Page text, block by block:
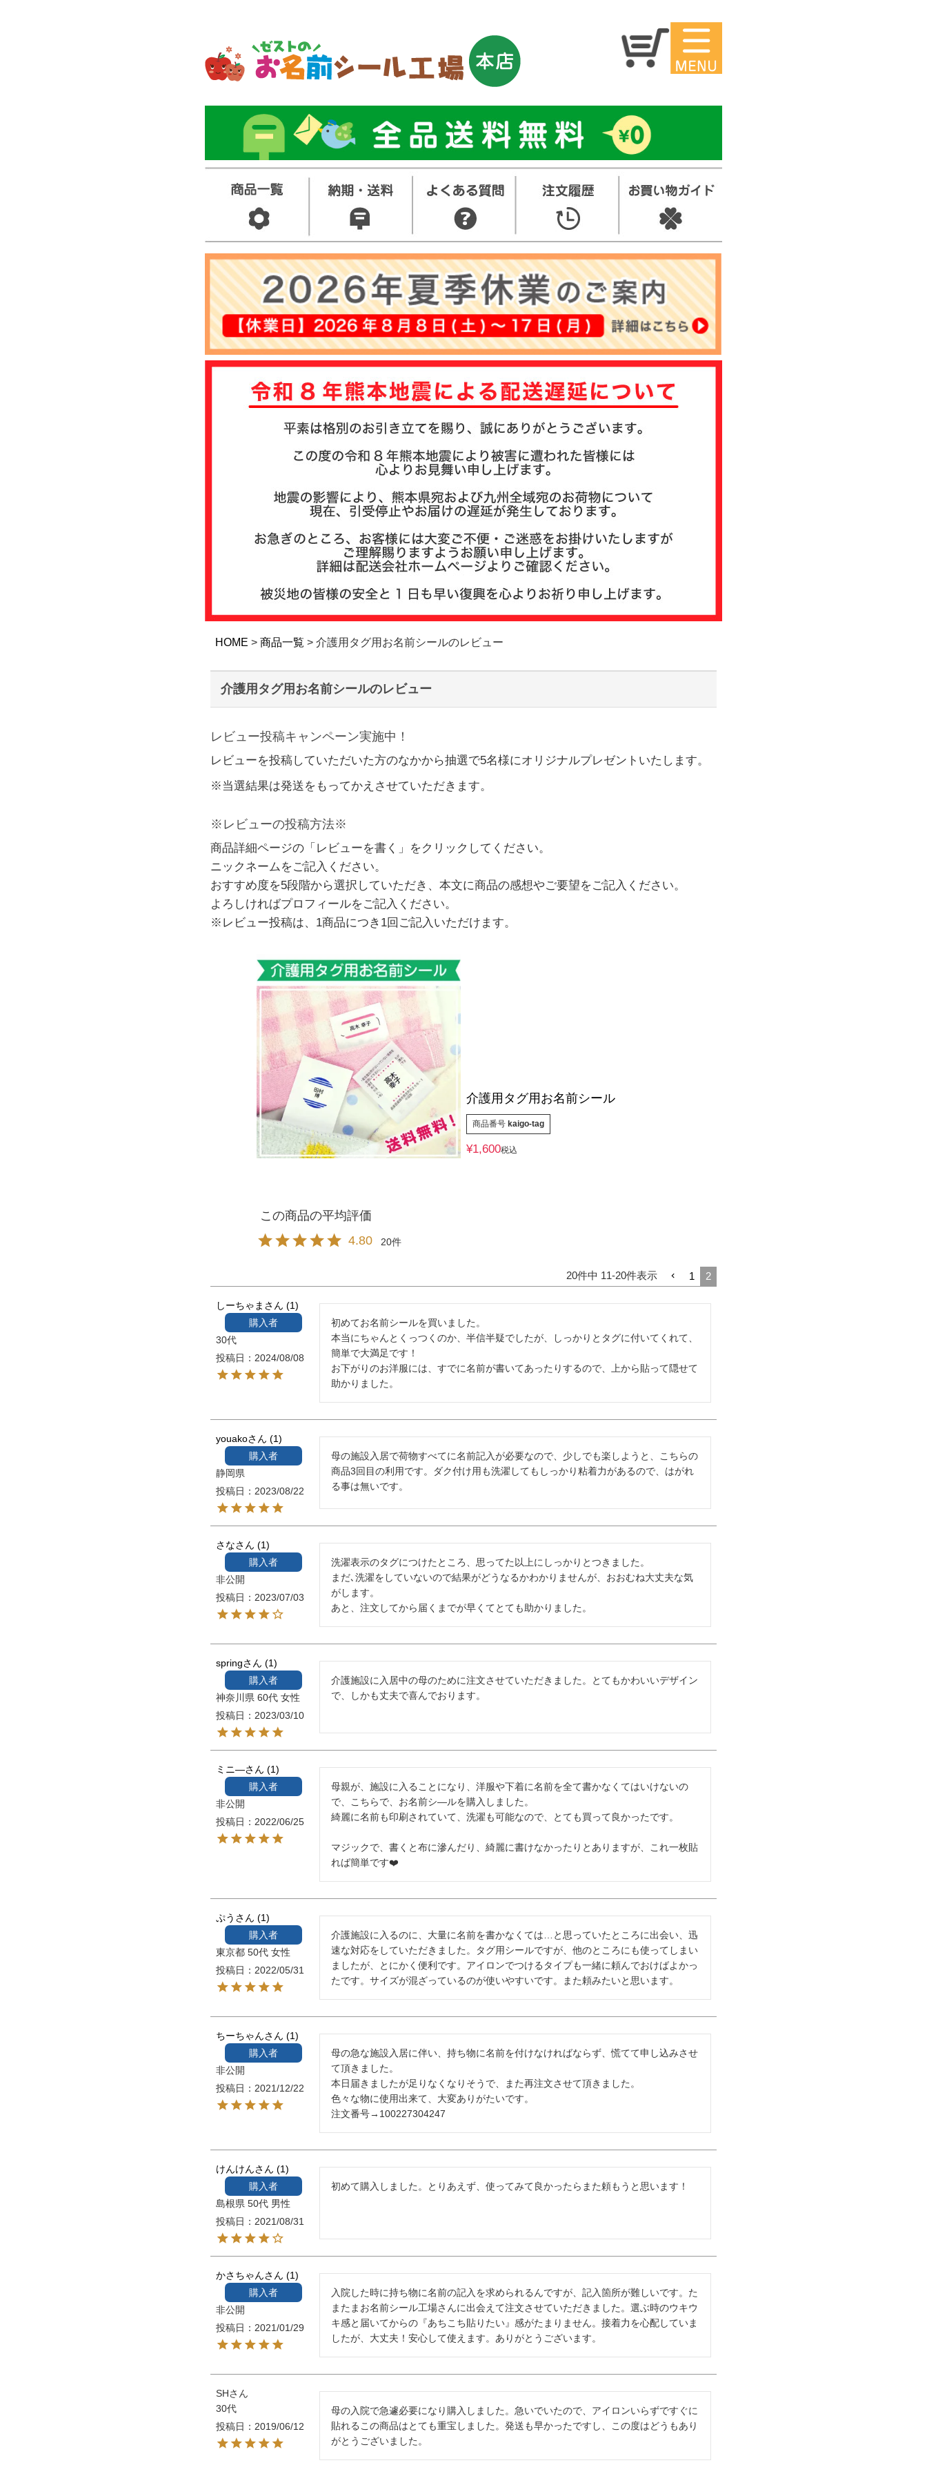
マイページ
お名前シー
ル
お買い得セ
スタンプ
その他
注文履歴
お支払いについて
よくある質問
商品ガイド
会社概要
HOME 商品一覧 介護用タグ用お名前シールのレビュー
介護用タグ用お名前シールのレビュー
レビュー投稿キャンペーン実施中！
レビューを投稿していただいた方のなかから抽選で5名様にオリジナルプレゼントいたします。
※当選結果は発送をもってかえさせていただきます。
※レビューの投稿方法※
商品詳細ページの「レビューを書く」をクリックしてください。
ニックネームをご記入ください。
おすすめ度を5段階から選択していただき、本文に商品の感想やご要望をご記入ください。
よろしければプロフィールをご記入ください。
※レビュー投稿は、1商品につき1回ご記入いただけます。
介護用タグ用お名前シール
商品番号 kaigo-tag
¥1,600税込
4.80 20
20件中 11-20件表示 1 2
しーちゃま
1
購入者
30代
投稿日
2024/08/08
初めてお名前シールを買いました。
本当にちゃんとくっつくのか、半信半疑でしたが、しっかりとタグに付いてくれて、
簡単で大満足です！
お下がりのお洋服には、すでに名前が書いてあったりするので、上から貼って隠せて
助かりました。
youako
1
購入者
静岡県
投稿日
2023/08/22
母の施設入居で荷物すべてに名前記入が必要なので、少しでも楽しようと、こちらの
商品3回目の利用です。ダク付け用も洗濯してもしっかり粘着力があるので、はがれ
る事は無いです。
さな
1
購入者
非公開
投稿日
2023/07/03
洗濯表示のタグにつけたところ、思ってた以上にしっかりとつきました。
まだ､洗濯をしていないので結果がどうなるかわかりませんが、おおむね大丈夫な気
がします。
あと、注文してから届くまでが早くてとても助かりました。
spring
1
購入者
神奈川県 60代 女性
投稿日
2023/03/10
介護施設に入居中の母のために注文させていただきました。とてもかわいいデザイン
で、しかも丈夫で喜んでおります。
ミニ―
1
購入者
非公開
投稿日
2022/06/25
母親が、施設に入ることになり、洋服や下着に名前を全て書かなくてはいけないの
で、こちらで、お名前シ―ルを購入しました。
綺麗に名前も印刷されていて、洗濯も可能なので、とても買って良かったです。
マジックで、書くと布に滲んだり、綺麗に書けなかったりとありますが、これ一枚貼
ぷう
1
購入者
東京都 50代 女性
投稿日
2022/05/31
介護施設に入るのに、大量に名前を書かなくては…と思っていたところに出会い、迅
速な対応をしていただきました。タグ用シールですが、他のところにも使ってしまい
ましたが、とにかく便利です。アイロンでつけるタイプも一緒に頼んでおけばよかっ
たです。サイズが混ざっているのが使いやすいです。また頼みたいと思います。
ちーちゃん
1
購入者
非公開
投稿日
2021/12/22
母の急な施設入居に伴い、持ち物に名前を付けなければならず、慌てて申し込みさせ
て頂きました。
本日届きましたが足りなくなりそうで、また再注文させて頂きました。
色々な物に使用出来て、大変ありがたいです。
注文番号→100227304247
けんけん
1
購入者
島根県 50代 男性
投稿日
2021/08/31
初めて購入しました。とりあえず、使ってみて良かったらまた頼もうと思います！
かさちゃん
1
購入者
非公開
投稿日
2021/01/29
入院した時に持ち物に名前の記入を求められるんですが、記入箇所が難しいです。た
またまお名前シール工場さんに出会えて注文させていただきました。選ぶ時のウキウ
キ感と届いてからの『あちこち貼りたい』感がたまりません。接着力を心配していま
したが、大丈夫！安心して使えます。ありがとうございます。
SH
30代
投稿日
2019/06/12
母の入院で急遽必要になり購入しました。急いでいたので、アイロンいらずですぐに
貼れるこの商品はとても重宝しました。発送も早かったですし、この度はどうもあり
がとうございました。